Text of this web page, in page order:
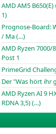
AMD AM5
1)
Prognose-Board:
/ Ma (…)
AMD Ryzen 7000/
Post 1
PrimeGrid
Der "Was hört ihr
AMD Ryzen AI 9
RDNA 3,5) (…)